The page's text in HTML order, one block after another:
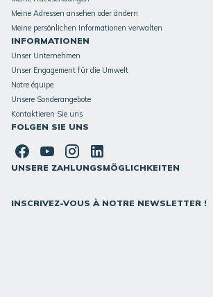
Meine Adressen ansehen oder ändern
Meine persönlichen Informationen verwalten
INFORMATIONEN
Unser Unternehmen
Unser Engagement für die Umwelt
Notre équipe
Unsere Sonderangebote
Kontaktieren Sie uns
FOLGEN SIE UNS
UNSERE ZAHLUNGSMÖGLICHKEITEN
INSCRIVEZ-VOUS À NOTRE NEWSLETTER !